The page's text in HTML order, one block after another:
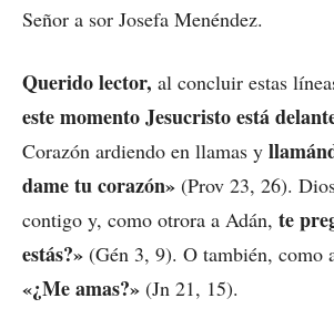
Señor a sor Josefa Menéndez.
Querido lector, al concluir estas
este momento Jesucristo está
Corazón ardiendo en llamas y
dame tu corazón» (Prov 23, 26).
contigo y, como otrora a Adán, te
estás?» (Gén 3, 9). O también, como
«¿Me amas?» (Jn 21, 15).